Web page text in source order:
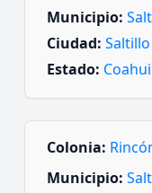
Municipio:
Ciudad: Saltillo
Estado:
Colonia:
Municipio: